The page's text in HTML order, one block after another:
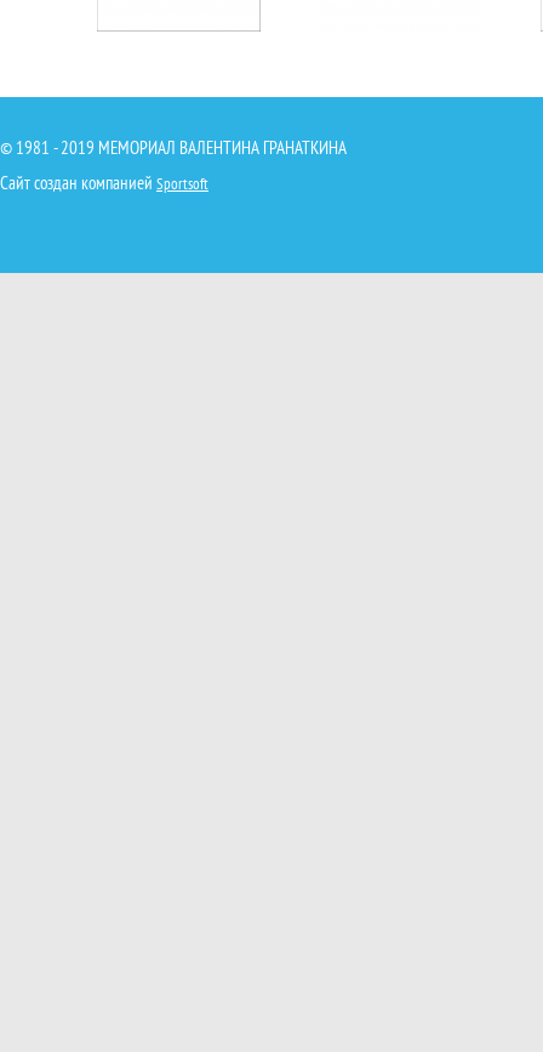
© 1981 - 2019 МЕМОРИАЛ ВАЛЕНТИНА ГРАНАТКИНА
Сайт создан компанией Sportsoft